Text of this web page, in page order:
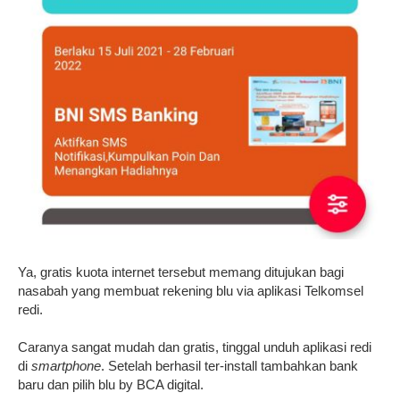
Ya, gratis kuota internet tersebut memang ditujukan bagi
nasabah yang membuat rekening blu via aplikasi Telkomsel
redi.
Caranya sangat mudah dan gratis, tinggal unduh aplikasi redi
di smartphone. Setelah berhasil ter-install tambahkan bank
baru dan pilih blu by BCA digital.